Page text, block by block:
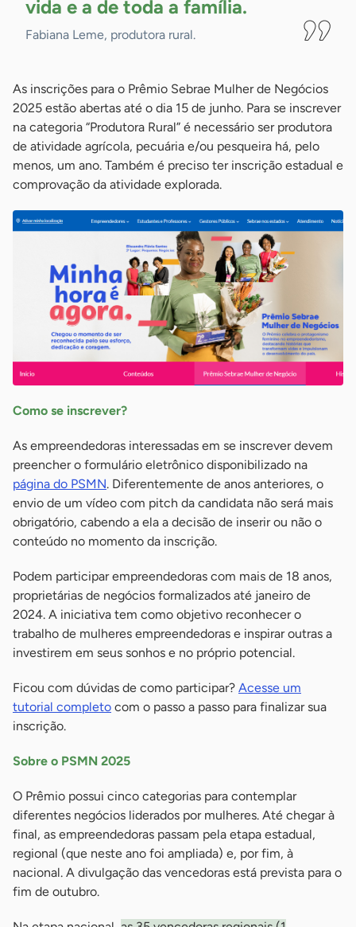
vida e a de toda a família.
Fabiana Leme, produtora rural.
As inscrições para o Prêmio Sebrae Mulher de Negócios
2025 estão abertas até o dia 15 de junho. Para se inscrever
na categoria “Produtora Rural” é necessário ser produtora
de atividade agrícola, pecuária e/ou pesqueira há, pelo
menos, um ano. Também é preciso ter inscrição estadual e
comprovação da atividade explorada.
Como se inscrever?
As empreendedoras interessadas em se inscrever devem
preencher o formulário eletrônico disponibilizado na
página do PSMN. Diferentemente de anos anteriores, o
envio de um vídeo com pitch da candidata não será mais
obrigatório, cabendo a ela a decisão de inserir ou não o
conteúdo no momento da inscrição.
Podem participar empreendedoras com mais de 18 anos,
proprietárias de negócios formalizados até janeiro de
2024. A iniciativa tem como objetivo reconhecer o
trabalho de mulheres empreendedoras e inspirar outras a
investirem em seus sonhos e no próprio potencial.
Ficou com dúvidas de como participar? Acesse um
tutorial completo com o passo a passo para finalizar sua
inscrição.
Sobre o PSMN 2025
O Prêmio possui cinco categorias para contemplar
diferentes negócios liderados por mulheres. Até chegar à
final, as empreendedoras passam pela etapa estadual,
regional (que neste ano foi ampliada) e, por fim, à
nacional. A divulgação das vencedoras está prevista para o
fim de outubro.